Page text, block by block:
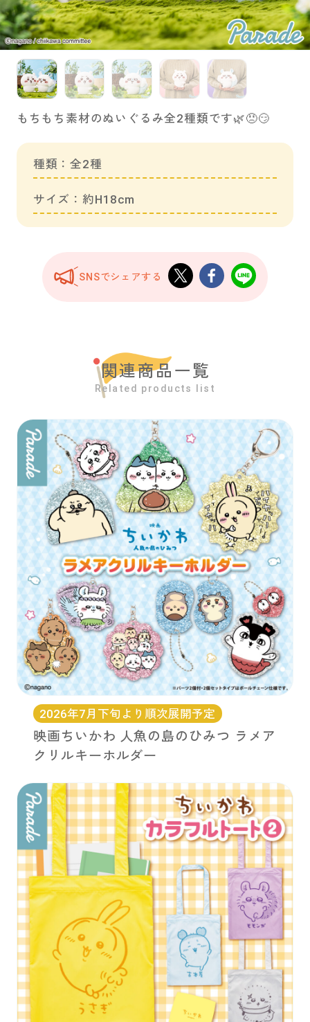
プライバシーポリシー
もちもち素材のぬいぐるみ全2種類です🌿😠😏
種類：全2種
サイズ：約H18cm
SNSでシェアする
関連商品一覧
Related products list
2026年7月下旬より順次展開予定
映画ちいかわ 人魚の島のひみつ ラメア
クリルキーホルダー